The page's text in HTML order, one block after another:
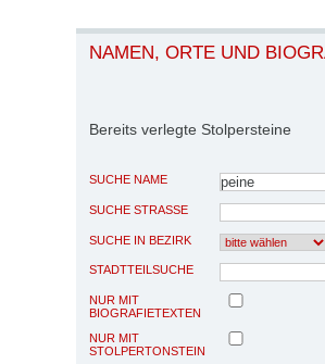
NAMEN, ORTE UND
Bereits verlegte Stolpersteine
SUCHE NAME
SUCHE STRASSE
SUCHE IN BEZIRK
STADTTEILSUCHE
NUR MIT
BIOGRAFIETEXTEN
NUR MIT
STOLPERTONSTEIN